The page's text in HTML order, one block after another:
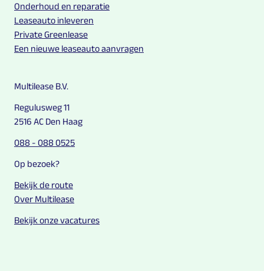
Onderhoud en reparatie
Leaseauto inleveren
Private Greenlease
Een nieuwe leaseauto aanvragen
Multilease B.V.
Regulusweg 11
2516 AC Den Haag
088 - 088 0525
Op bezoek?
Bekijk de route
Over Multilease
Bekijk onze vacatures